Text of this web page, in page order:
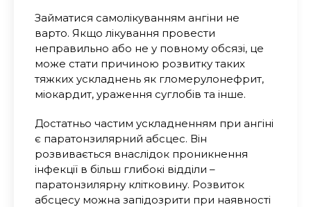
Займатися самолікуванням ангіни не
варто. Якщо лікування провести
неправильно або не у повному обсязі, це
може стати причиною розвитку таких
тяжких ускладнень як гломерулонефрит,
міокардит, ураження суглобів та інше.
Достатньо частим ускладненням при ангіні
є паратонзилярний абсцес. Він
розвивається внаслідок проникнення
інфекції в більш глибокі відділи –
паратонзилярну клітковину. Розвиток
абсцесу можна запідозрити при наявності